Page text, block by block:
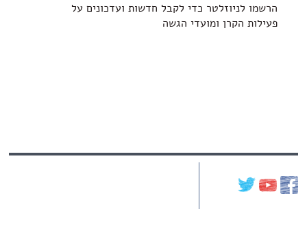
הרשמו לניוזלטר כדי לקבל חדשות ועדכונים על
פעילות הקרן ומועדי הגשה